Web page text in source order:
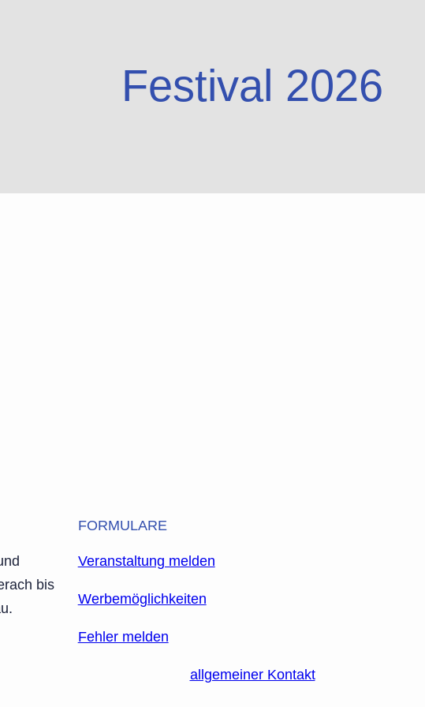
Festival 2026
bis
FORMULARE
Veranstaltung melden
Werbemöglichkeiten
Fehler melden
allgemeiner Kontakt